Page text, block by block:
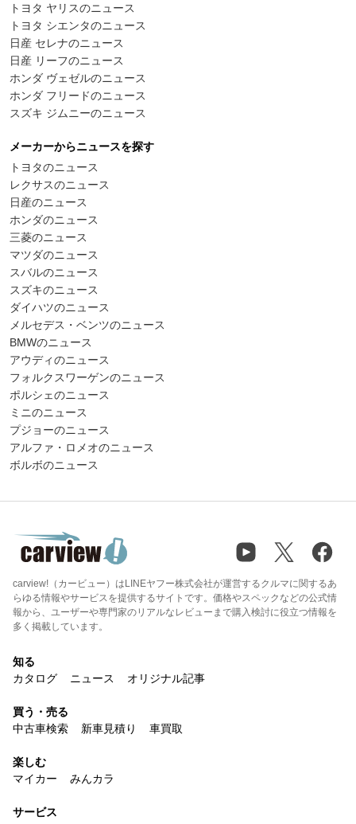
トヨタ ヤリスのニュース
トヨタ シエンタのニュース
日産 セレナのニュース
日産 リーフのニュース
ホンダ ヴェゼルのニュース
ホンダ フリードのニュース
スズキ ジムニーのニュース
メーカーからニュースを探す
トヨタのニュース
レクサスのニュース
日産のニュース
ホンダのニュース
三菱のニュース
マツダのニュース
スバルのニュース
スズキのニュース
ダイハツのニュース
メルセデス・ベンツのニュース
BMWのニュース
アウディのニュース
フォルクスワーゲンのニュース
ポルシェのニュース
ミニのニュース
プジョーのニュース
アルファ・ロメオのニュース
ボルボのニュース
carview!（カービュー）はLINEヤフー株式会社が運営するクルマに関するあ
らゆる情報やサービスを提供するサイトです。価格やスペックなどの公式情
報から、ユーザーや専門家のリアルなレビューまで購入検討に役立つ情報を
多く掲載しています。
知る
カタログ
ニュース オリジナル記事
買う・売る
中古車検索
新車見積り 車買取
楽しむ
マイカー
みんカラ
サービス